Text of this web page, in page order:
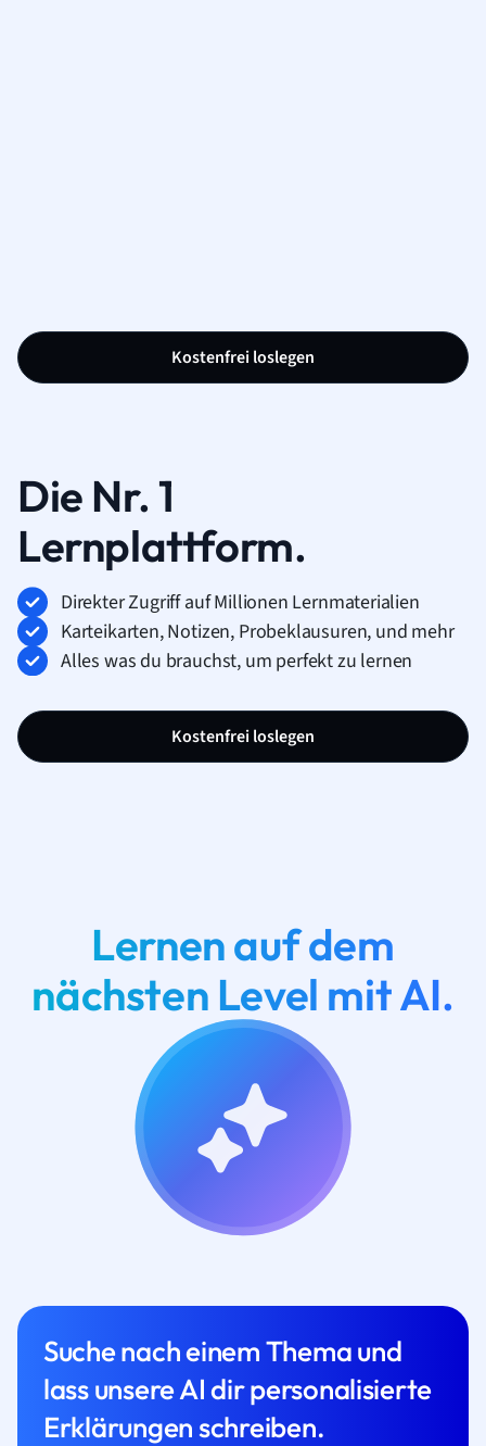
Kostenfrei loslegen
Die Nr. 1
Lernplattform.
Direkter Zugriff auf Millionen Lernmaterialien
Karteikarten, Notizen, Probeklausuren, und mehr
Alles was du brauchst, um perfekt zu lernen
Kostenfrei loslegen
Lernen auf dem
nächsten Level mit AI.
Suche nach einem Thema und
lass unsere AI dir personalisierte
Erklärungen schreiben.